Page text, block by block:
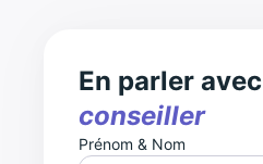
En parler
conseiller
Prénom & Nom